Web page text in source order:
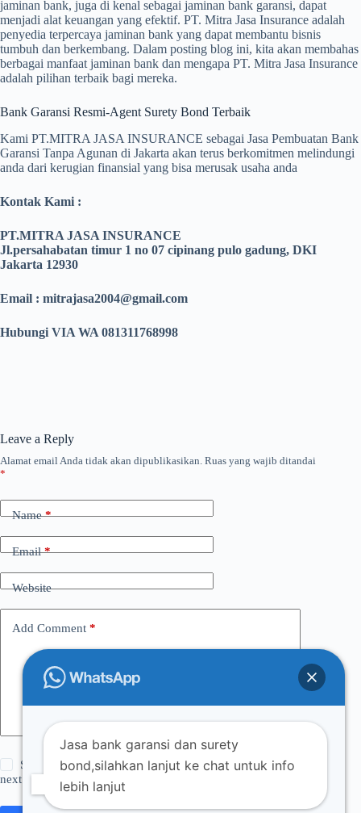
jaminan bank, juga di kenal sebagai jaminan bank garansi, dapat
menjadi alat keuangan yang efektif. PT. Mitra Jasa Insurance adalah
penyedia terpercaya jaminan bank yang dapat membantu bisnis
tumbuh dan berkembang. Dalam posting blog ini, kita akan membahas
berbagai manfaat jaminan bank dan mengapa PT. Mitra Jasa Insurance
adalah pilihan terbaik bagi mereka.
Bank Garansi Resmi-Agent Surety Bond Terbaik
Kami PT.MITRA JASA INSURANCE sebagai Jasa Pembuatan Bank
Garansi Tanpa Agunan di Jakarta akan terus berkomitmen melindungi
anda dari kerugian finansial yang bisa merusak usaha anda
Kontak Kami :
PT.MITRA JASA INSURANCE
Jl.persahabatan timur 1 no 07 cipinang pulo gadung, DKI
Jakarta 12930
Email : mitrajasa2004@gmail.com
Hubungi VIA WA 081311768998
Leave a Reply
Alamat email Anda tidak akan dipublikasikan. Ruas yang wajib ditandai
*
Name*
Email*
Website
Add Comment *
Save my name, email and website in this browser for the
next time I comment.
Jasa bank garansi dan surety
bond,silahkan lanjut ke chat untuk info
lebih lanjut